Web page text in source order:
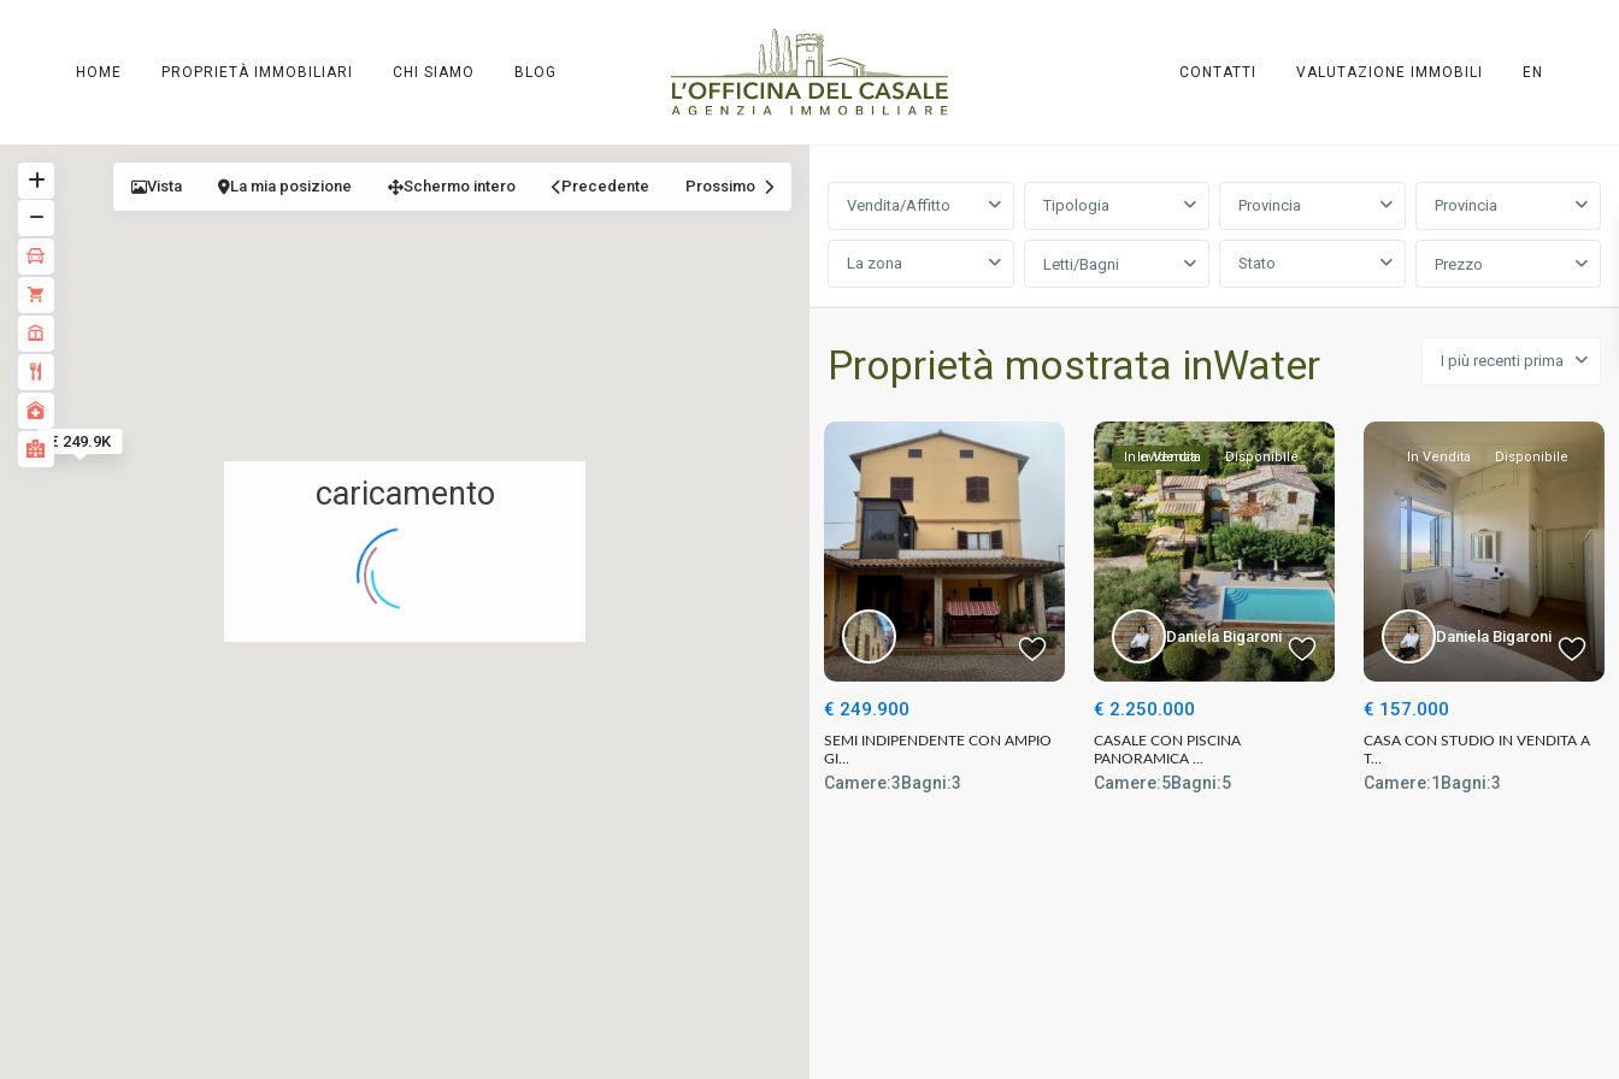
HOME PROPRIETÀ IMMOBILIARI CHI SIAMO BLOG CONTATTI VALUTAZIONE IMMOBILI EN
€ 249.9K
caricamento
Vista La mia posizione Schermo intero Precedente
Prossimo
Vendita/Affitto
Tipologia Provincia Provincia
La zona Letti/Bagni Stato Prezzo
I più recenti prima
Proprietà mostrata inWater
€ 249.900
SEMI INDIPENDENTE CON AMPIO
GI...
Camere:3Bagni:3
In evidenza
In Vendita Disponibile
Daniela Bigaroni
€ 2.250.000
CASALE CON PISCINA
PANORAMICA ...
Camere:5Bagni:5
In Vendita Disponibile
Daniela Bigaroni
€ 157.000
CASA CON STUDIO IN VENDITA A
T...
Camere:1 Bagni:3